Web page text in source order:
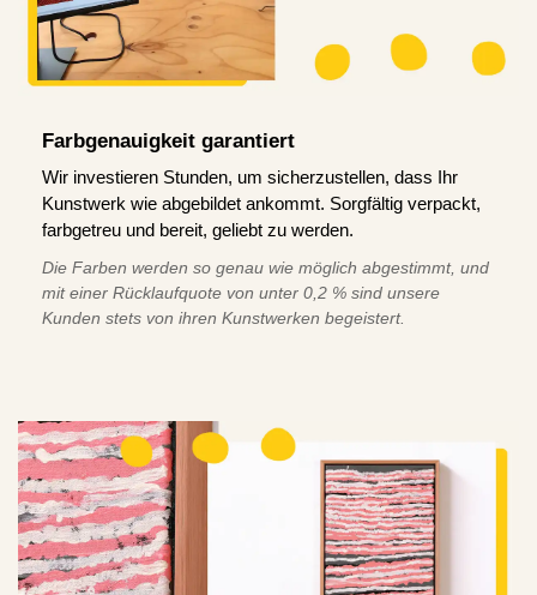
Farbgenauigkeit garantiert
Wir investieren Stunden, um sicherzustellen, dass Ihr
Kunstwerk wie abgebildet ankommt. Sorgfältig verpackt,
farbgetreu und bereit, geliebt zu werden.
Die Farben werden so genau wie möglich abgestimmt, und
mit einer Rücklaufquote von unter 0,2 % sind unsere
Kunden stets von ihren Kunstwerken begeistert.